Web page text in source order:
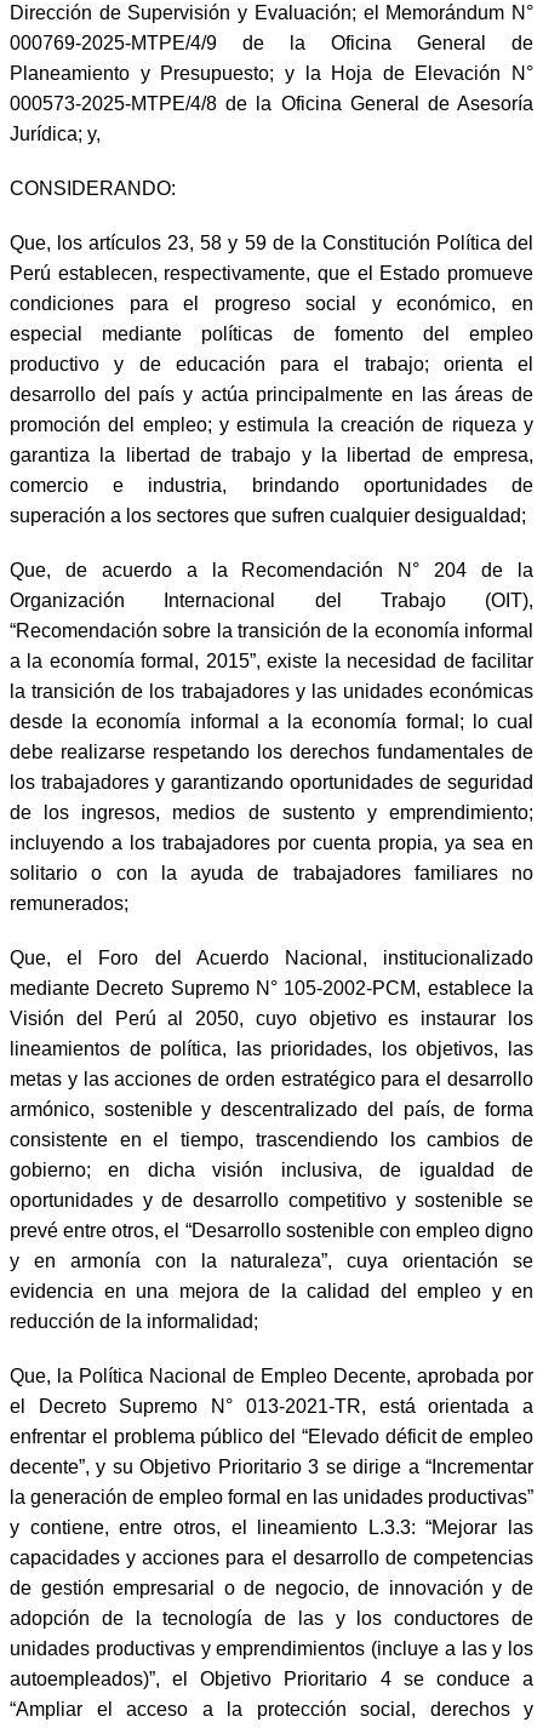
Dirección de Supervisión y Evaluación; el Memorándum N°
000769-2025-MTPE/4/9 de la Oficina General de
Planeamiento y Presupuesto; y la Hoja de Elevación N°
000573-2025-MTPE/4/8 de la Oficina General de Asesoría
Jurídica; y,
CONSIDERANDO:
Que, los artículos 23, 58 y 59 de la Constitución Política del
Perú establecen, respectivamente, que el Estado promueve
condiciones para el progreso social y económico, en
especial mediante políticas de fomento del empleo
productivo y de educación para el trabajo; orienta el
desarrollo del país y actúa principalmente en las áreas de
promoción del empleo; y estimula la creación de riqueza y
garantiza la libertad de trabajo y la libertad de empresa,
comercio e industria, brindando oportunidades de
superación a los sectores que sufren cualquier desigualdad;
Que, de acuerdo a la Recomendación N° 204 de la
Organización Internacional del Trabajo (OIT),
“Recomendación sobre la transición de la economía informal
a la economía formal, 2015”, existe la necesidad de facilitar
la transición de los trabajadores y las unidades económicas
desde la economía informal a la economía formal; lo cual
debe realizarse respetando los derechos fundamentales de
los trabajadores y garantizando oportunidades de seguridad
de los ingresos, medios de sustento y emprendimiento;
incluyendo a los trabajadores por cuenta propia, ya sea en
solitario o con la ayuda de trabajadores familiares no
remunerados;
Que, el Foro del Acuerdo Nacional, institucionalizado
mediante Decreto Supremo N° 105-2002-PCM, establece la
Visión del Perú al 2050, cuyo objetivo es instaurar los
lineamientos de política, las prioridades, los objetivos, las
metas y las acciones de orden estratégico para el desarrollo
armónico, sostenible y descentralizado del país, de forma
consistente en el tiempo, trascendiendo los cambios de
gobierno; en dicha visión inclusiva, de igualdad de
oportunidades y de desarrollo competitivo y sostenible se
prevé entre otros, el “Desarrollo sostenible con empleo digno
y en armonía con la naturaleza”, cuya orientación se
evidencia en una mejora de la calidad del empleo y en
reducción de la informalidad;
Que, la Política Nacional de Empleo Decente, aprobada por
el Decreto Supremo N° 013-2021-TR, está orientada a
enfrentar el problema público del “Elevado déficit de empleo
decente”, y su Objetivo Prioritario 3 se dirige a “Incrementar
la generación de empleo formal en las unidades productivas”
y contiene, entre otros, el lineamiento L.3.3: “Mejorar las
capacidades y acciones para el desarrollo de competencias
de gestión empresarial o de negocio, de innovación y de
adopción de la tecnología de las y los conductores de
unidades productivas y emprendimientos (incluye a las y los
autoempleados)”, el Objetivo Prioritario 4 se conduce a
“Ampliar el acceso a la protección social, derechos y